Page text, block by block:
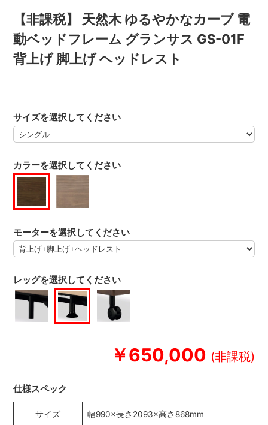
【非課税】 天然木 ゆるやかなカーブ 電
動ベッドフレーム グランサス GS-01F
背上げ 脚上げ ヘッドレスト
￥650,000
カラーを選択してください
サイズを選択してください
モーターを選択してください
レッグを選択してください
仕様スペック
サイズ 幅990×長さ2093×高さ868mm